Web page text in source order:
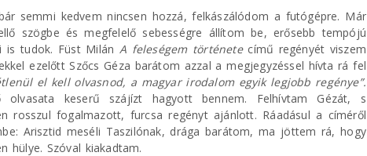
semmi kedvem nincsen hozzá, felkászálódom a futógépre. Már
szögbe és megfelelő sebességre állítom be, erősebb tempójú
is tudok. Füst Milán A feleségem történetecímű regényét viszem
ezelőtt Szőcs Géza barátom azzal a megjegyzéssel hívta rá fel
el kell olvasnod, a magyar irodalom egyik legjobb regénye”.
keserű szájízt hagyott bennem. Felhívtam Gézát, s
rosszul fogalmazott, furcsa regényt ajánlott. Ráadásul a címéről
Arisztid meséli Taszilónak, drága barátom, ma jöttem rá, hogy
hülye. Szóval kiakadtam.